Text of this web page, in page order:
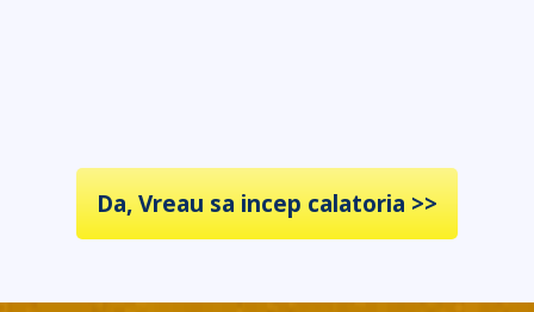
Da, Vreau sa incep calatoria >>